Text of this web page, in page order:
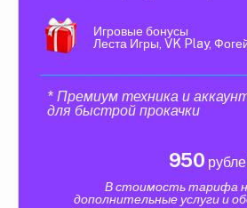
Игровые бонусы
Леста Игры, VK Play,
* Премиум техника и
для быстрой прокачки
950
В стоимость тарифа
дополнительные услуги и